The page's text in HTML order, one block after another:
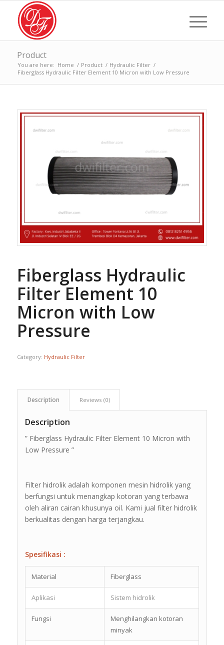
Product
You are here: Home / Product / Hydraulic Filter /
Fiberglass Hydraulic Filter Element 10 Micron with Low Pressure
Fiberglass Hydraulic
Filter Element 10
Micron with Low
Pressure
Category: Hydraulic Filter
Description Reviews (0)
Description
” Fiberglass Hydraulic Filter Element 10 Micron with
Low Pressure ”
Filter hidrolik adalah komponen mesin hidrolik yang
berfungsi untuk menangkap kotoran yang terbawa
oleh aliran cairan khusunya oil. Kami jual filter hidrolik
berkualitas dengan harga terjangkau.
Spesifikasi :
Material Fiberglass
Aplikasi Sistem hidrolik
Fungsi
Menghilangkan kotoran
minyak